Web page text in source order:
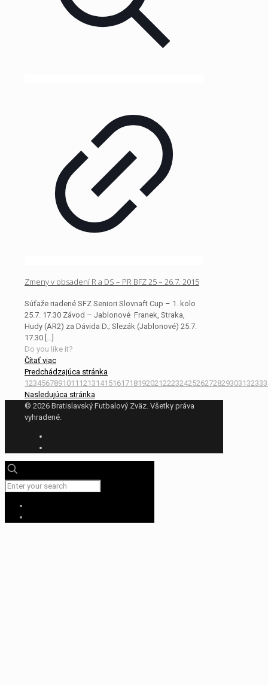
Zmeny v obsadení R a DS – PR BFZ 25 – 26.7. 2015
Súťaže riadené SFZ Seniori Slovnaft Cup – 1. kolo
25.7. 17.30 Závod – Jablonové Franek, Straka,
Hudy (AR2) za Dávida D.; Slezák (Jablonové) 25.7.
17.30 […]
Do you like it?
Čítať viac
Predchádzajúca stránka
1234567891011 12131415161718192021222324252627282930313233
Nasledujúca stránka
© 2026 Bratislavský Futbalový Zväz. Všetky práva
vyhradené.